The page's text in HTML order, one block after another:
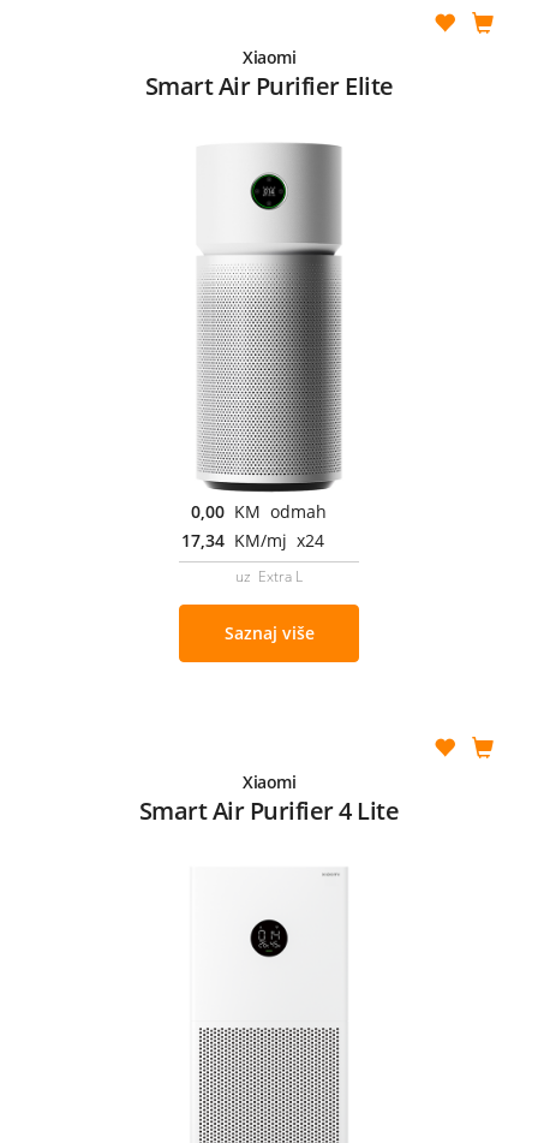
Xiaomi
Smart Air Purifier Elite
0,00 KM odmah
17,34 KM/mj x24
uz Extra L
Saznaj više
Xiaomi
Smart Air Purifier 4 Lite